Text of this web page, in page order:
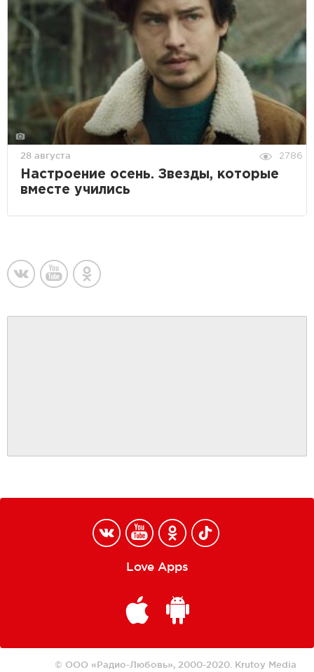
28 августа 2786
Настроение осень. Звезды, которые
вместе учились
Love Apps
© ООО «Радио-Любовь», 2000-2020. Krutoy Media